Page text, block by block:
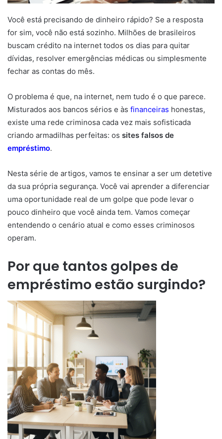
Você está precisando de dinheiro rápido? Se a resposta
for sim, você não está sozinho. Milhões de brasileiros
buscam crédito na internet todos os dias para quitar
dívidas, resolver emergências médicas ou simplesmente
fechar as contas do mês.
O problema é que, na internet, nem tudo é o que parece.
Misturados aos bancos sérios e às financeiras honestas,
existe uma rede criminosa cada vez mais sofisticada
criando armadilhas perfeitas: os sites falsos de
empréstimo.
Nesta série de artigos, vamos te ensinar a ser um detetive
da sua própria segurança. Você vai aprender a diferenciar
uma oportunidade real de um golpe que pode levar o
pouco dinheiro que você ainda tem. Vamos começar
entendendo o cenário atual e como esses criminosos
operam.
Por que tantos golpes de
empréstimo estão surgindo?